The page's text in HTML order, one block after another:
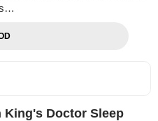
King's Doctor Sleep